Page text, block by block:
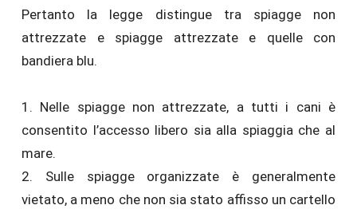
Pertanto la legge distingue tra spiagge non
attrezzate e spiagge attrezzate e quelle con
bandiera blu.
1. Nelle spiagge non attrezzate, a tutti i cani è
consentito l’accesso libero sia alla spiaggia che al
mare.
2. Sulle spiagge organizzate è generalmente
vietato, a meno che non sia stato affisso un cartello